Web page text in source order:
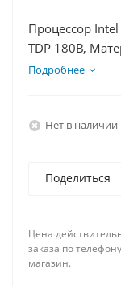
Процессор
TDP 180В,
Видеокарта
Подробнее
Нет в наличии
Поделиться
Цена
заказа по
магазин.